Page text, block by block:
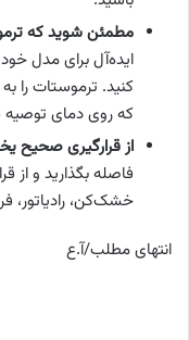
مطمئن شوید که
ایده‌آل برای مدل خود
کنید. ترموستات را
که روی دمای
از قرارگیری صحیح
فاصله بگذارید و از
خشک‌کن، رادیاتور،
انتهای مطلب/آ.ع